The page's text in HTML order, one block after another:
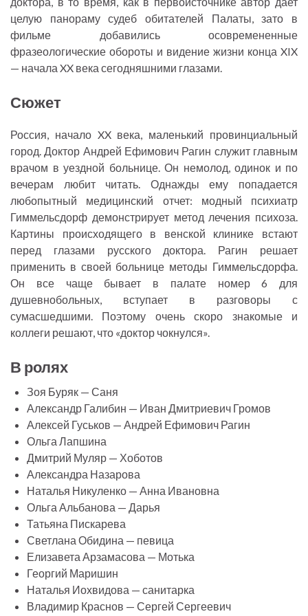
s
c
целую панораму судеб обитателей Палаты, зато в
фильме добавились осовремененные
фразеологические обороты и видение жизни конца XIX
— начала XX века сегодняшними глазами.
Сюжет
Россия, начало XX века, маленький провинциальный
город. Доктор Андрей Ефимович Рагин служит главным
врачом в уездной больнице. Он немолод, одинок и по
вечерам любит читать. Однажды ему попадается
любопытный медицинский отчет: модный психиатр
Гиммельсдорф демонстрирует метод лечения психоза.
Картины происходящего в венской клинике встают
перед глазами русского доктора. Рагин решает
применить в своей больнице методы Гиммельсдорфа.
Он все чаще бывает в палате номер 6 для
душевнобольных, вступает в разговоры с
сумасшедшими. Поэтому очень скоро знакомые и
коллеги решают, что «доктор чокнулся».
В ролях
Зоя Буряк — Саня
Александр Галибин — Иван Дмитриевич Громов
Алексей Гуськов — Андрей Ефимович Рагин
Ольга Лапшина
Дмитрий Муляр — Хоботов
Александра Назарова
Наталья Никуленко — Анна Ивановна
Ольга Альбанова — Дарья
Татьяна Пискарева
Светлана Обидина — певица
Елизавета Арзамасова — Мотька
Георгий Маришин
Наталья Иохвидова — санитарка
Владимир Краснов — Сергей Сергеевич